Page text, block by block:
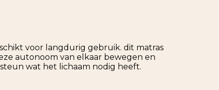
voor langdurig gebruik. dit matras
autonoom van elkaar bewegen en
wat het lichaam nodig heeft.